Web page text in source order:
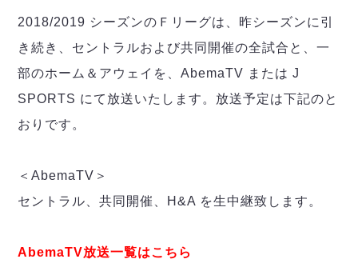
順位表
戦績表
警告・退場・出場停止選手
個人ランキング｜シュート
個人ランキング｜シュート成功率
メットライフ生命Ｆリーグカップ 2026
大会概要
シュライカー大阪
バサジィ大分
メットライフ生命Ｆ２リーグ
リガーレヴィア葛飾
Y．S．C．C．横浜
アグレミーナ浜松
大会概要
リーグ要項
クラブライセンス関連
過去の試合記録
ディビジョン1 試合記録
ディビジョン2 試合記録
Ｆリーグカップ 試合記録
リーグ統計データ
記念ゴール
ハットトリック
選手の通算記録（Ｆ１）
プロジェクト PROJECT
ABeam AWARD
DIVISION 01
2018/2019 シーズンのＦリーグは、昨シーズンに引
き続き、セントラルおよび共同開催の全試合と、一
部のホーム＆アウェイを、AbemaTV または J
SPORTS にて放送いたします。放送予定は下記のと
おりです。
＜AbemaTV＞
セントラル、共同開催、H&A を生中継致します。
AbemaTV放送一覧はこちら